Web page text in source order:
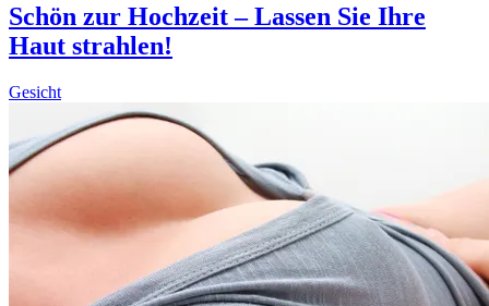
Schön zur Hochzeit – Lassen Sie Ihre
Haut strahlen!
Gesicht